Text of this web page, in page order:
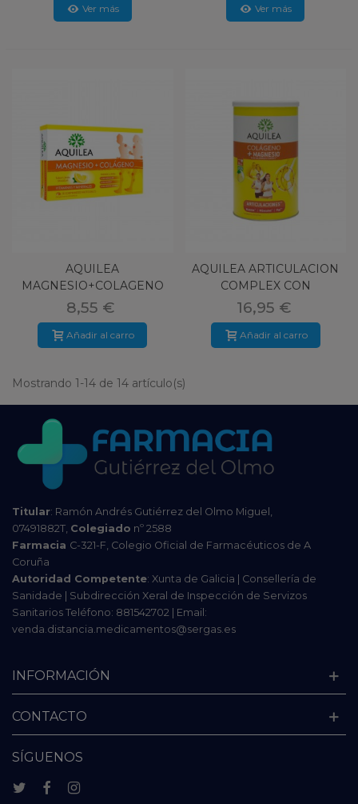
Ver más Ver más
AQUILEA
MAGNESIO+COLAGENO
30 COMP
8,55 €
Añadir al carro
AQUILEA ARTICULACION
COMPLEX CON
MAGNESIO 375 G
16,95 €
Añadir al carro
Mostrando 1-14 de 14 artículo(s)
Titular: Ramón Andrés Gutiérrez del Olmo Miguel,
07491882T, Colegiado nº 2588
Farmacia C-321-F, Colegio Oficial de Farmacéuticos de A
Coruña
Autoridad Competente: Xunta de Galicia | Consellería de
Sanidade | Subdirección Xeral de Inspección de Servizos
Sanitarios Teléfono: 881542702 | Email:
venda.distancia.medicamentos@sergas.es
INFORMACIÓN
CONTACTO
SÍGUENOS